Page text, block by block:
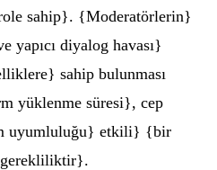
sahip}. {Moderatörlerin}
yapıcı diyalog havası}
sahip bulunması
yüklenme süresi}, cep
uyumluluğu} etkili} {bir
gerekliliktir}.